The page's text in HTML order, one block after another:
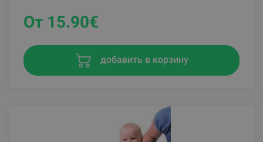
От 15.90€
добавить в корзину